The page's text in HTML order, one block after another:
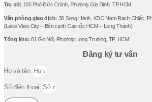
Trụ sở: 105 Phó Ðức Chính, Phường Gia Ðịnh, TP.HCM
Văn phòng giao dịch: 38 Song Hành, KDC Nam Rạch Chiếc,
(Lake View City – Bên cạnh Cao tốc HCM – Long Thành)
Tổng kho: 01 Gò Nổi, Phường Long Trường, TP. HCM
Đăng ký tư vấn
Họ và tên
Số điện thoại